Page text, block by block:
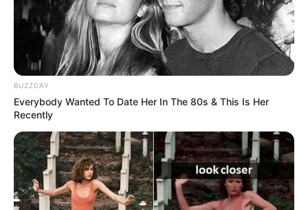
"líderes del mañana"y actores fundamentales en la
convivencia y democracia escolar de la ciudad.
BUZZDAY
Everybody Wanted To Date Her In The 80s & This Is Her
Recently